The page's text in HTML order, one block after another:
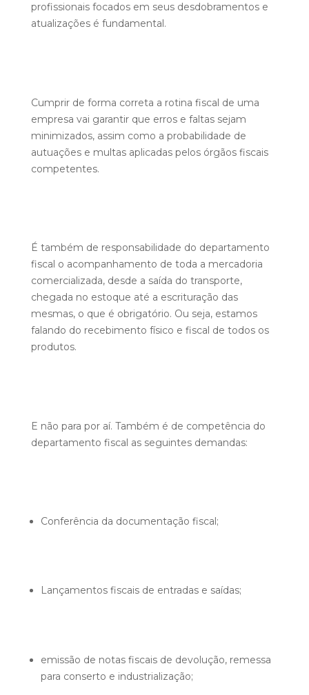
profissionais focados em seus desdobramentos e
atualizações é fundamental.
Cumprir de forma correta a rotina fiscal de uma
empresa vai garantir que erros e faltas sejam
minimizados, assim como a probabilidade de
autuações e multas aplicadas pelos órgãos fiscais
competentes.
É também de responsabilidade do departamento
fiscal o acompanhamento de toda a mercadoria
comercializada, desde a saída do transporte,
chegada no estoque até a escrituração das
mesmas, o que é obrigatório. Ou seja, estamos
falando do recebimento físico e fiscal de todos os
produtos.
E não para por aí. Também é de competência do
departamento fiscal as seguintes demandas:
Conferência da documentação fiscal;
Lançamentos fiscais de entradas e saídas;
emissão de notas fiscais de devolução, remessa
para conserto e industrialização;